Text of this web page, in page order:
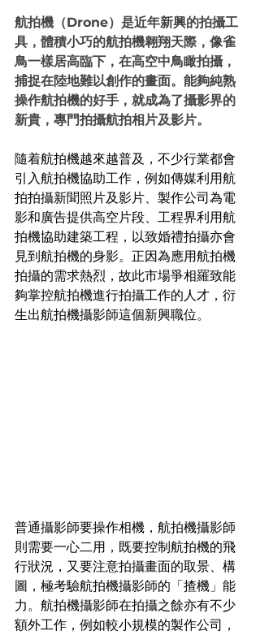
航拍機（Drone）是近年新興的拍攝工
具，體積小巧的航拍機翱翔天際，像雀
鳥一樣居高臨下，在高空中鳥瞰拍攝，
捕捉在陸地難以創作的畫面。能夠純熟
操作航拍機的好手，就成為了攝影界的
新貴，專門拍攝航拍相片及影片。
隨着航拍機越來越普及，不少行業都會
引入航拍機協助工作，例如傳媒利用航
拍拍攝新聞照片及影片、製作公司為電
影和廣告提供高空片段、工程界利用航
拍機協助建築工程，以致婚禮拍攝亦會
見到航拍機的身影。正因為應用航拍機
拍攝的需求熱烈，故此市場爭相羅致能
夠掌控航拍機進行拍攝工作的人才，衍
生出航拍機攝影師這個新興職位。
普通攝影師要操作相機，航拍機攝影師
則需要一心二用，既要控制航拍機的飛
行狀況，又要注意拍攝畫面的取景、構
圖，極考驗航拍機攝影師的「揸機」能
力。航拍機攝影師在拍攝之餘亦有不少
額外工作，例如較小規模的製作公司，